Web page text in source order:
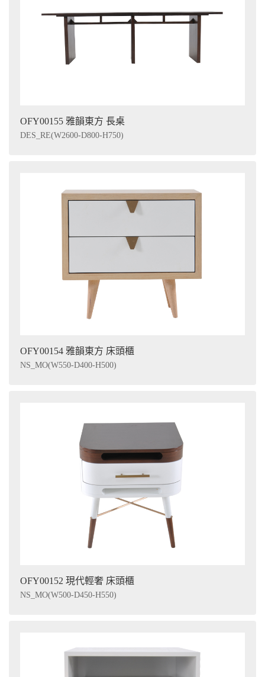
OFY00155 雅韻東方 長桌
DES_RE(W2600-D800-H750)
OFY00154 雅韻東方 床頭櫃
NS_MO(W550-D400-H500)
OFY00152 現代輕奢 床頭櫃
NS_MO(W500-D450-H550)